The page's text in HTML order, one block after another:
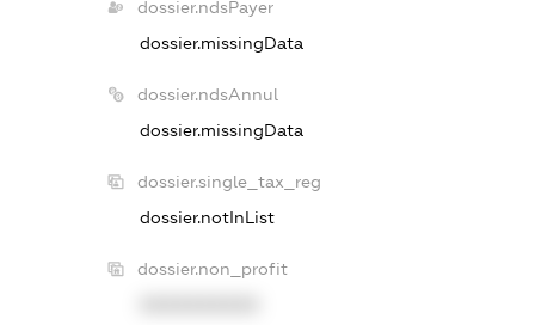
dossier.ndsPayer
dossier.missingData
dossier.ndsAnnul
dossier.missingData
dossier.single_tax_reg
dossier.notInList
dossier.non_profit